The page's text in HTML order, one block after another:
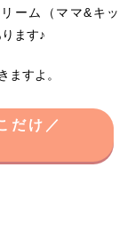
ーム（ママ&キッ
ます♪
ますよ。
だけ／